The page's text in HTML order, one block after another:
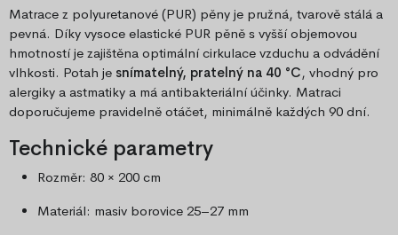
Matrace z polyuretanové (PUR) pěny je pružná, tvarově stálá a
pevná. Díky vysoce elastické PUR pěně s vyšší objemovou
hmotností je zajištěna optimální cirkulace vzduchu a odvádění
vlhkosti. Potah je snímatelný, pratelný na 40 °C, vhodný pro
alergiky a astmatiky a má antibakteriální účinky. Matraci
doporučujeme pravidelně otáčet, minimálně každých 90 dní.
Technické parametry
Rozměr: 80 × 200 cm
Materiál: masiv borovice 25–27 mm